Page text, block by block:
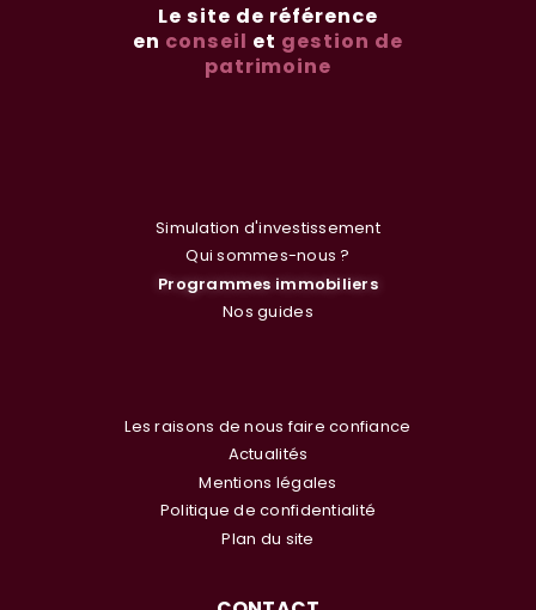
Le site de référence
en conseil et gestion de
patrimoine
Simulation d'investissement
Qui sommes-nous ?
Programmes immobiliers
Nos guides
Les raisons de nous faire confiance
Actualités
Mentions légales
Politique de confidentialité
Plan du site